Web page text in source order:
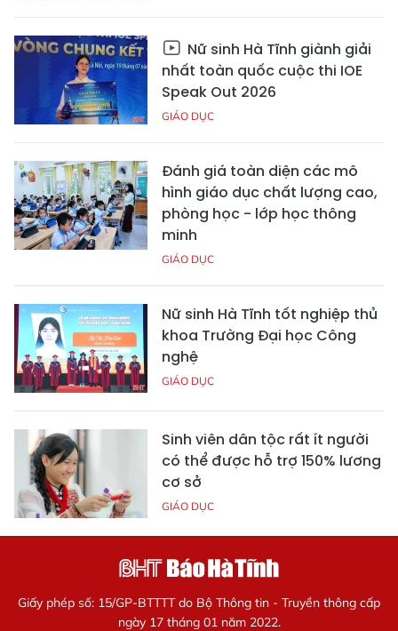
Nữ sinh Hà Tĩnh giành giải
nhất toàn quốc cuộc thi IOE
Speak Out 2026
GIÁO DỤC
Đánh giá toàn diện các mô
hình giáo dục chất lượng cao,
phòng học - lớp học thông
minh
GIÁO DỤC
Nữ sinh Hà Tĩnh tốt nghiệp thủ
khoa Trường Đại học Công
nghệ
GIÁO DỤC
Sinh viên dân tộc rất ít người
có thể được hỗ trợ 150% lương
cơ sở
GIÁO DỤC
Giấy phép số: 15/GP-BTTTT do Bộ Thông tin - Truyền thông cấp
ngày 17 tháng 01 năm 2022.